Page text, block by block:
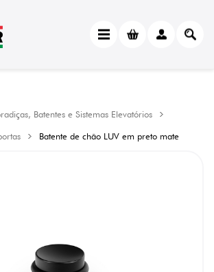
Batentes e Sistemas Elevatórios
Batente de chão LUV em preto mate